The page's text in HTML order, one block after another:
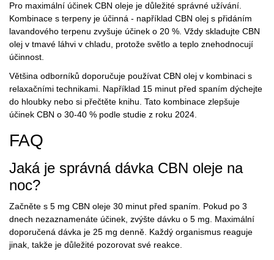
Pro maximální účinek CBN oleje je důležité správné užívání.
Kombinace s terpeny je účinná - například CBN olej s přidáním
lavandového terpenu zvyšuje účinek o 20 %. Vždy skladujte CBN
olej v tmavé láhvi v chladu, protože světlo a teplo znehodnocují
účinnost.
Většina odborníků doporučuje používat CBN olej v kombinaci s
relaxačními technikami. Například 15 minut před spaním dýchejte
do hloubky nebo si přečtěte knihu. Tato kombinace zlepšuje
účinek CBN o 30-40 % podle studie z roku 2024.
FAQ
Jaká je správná dávka CBN oleje na
noc?
Začněte s 5 mg CBN oleje 30 minut před spaním. Pokud po 3
dnech nezaznamenáte účinek, zvýšte dávku o 5 mg. Maximální
doporučená dávka je 25 mg denně. Každý organismus reaguje
jinak, takže je důležité pozorovat své reakce.